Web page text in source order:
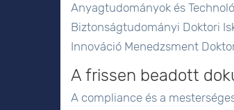
Anyagtudományok és
Biztonságtudományi Doktori
Innováció Menedzsment
A frissen beadott
A compliance és a